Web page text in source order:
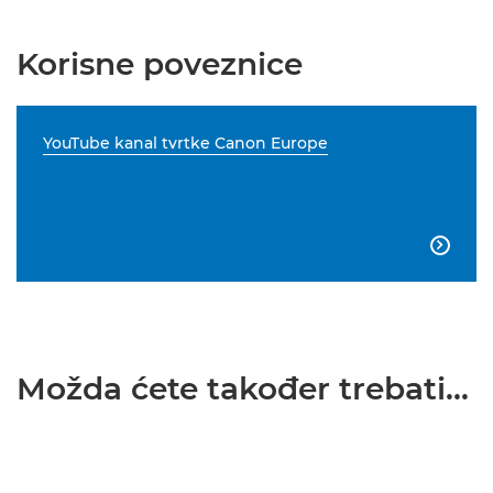
Korisne poveznice
YouTube kanal tvrtke Canon Europe

Možda ćete također trebati...